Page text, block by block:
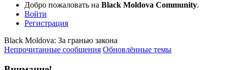
Добро пожаловать на Black Moldova Community.
Войти
Регистрация
Black Moldova: За гранью закона
Непрочитанные сообщения Обновлённые темы